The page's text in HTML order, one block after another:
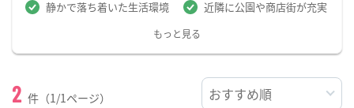
静かで落ち着いた生活環境 近隣に公園や商店街が充実
もっと見る
2 件（1/1ページ）